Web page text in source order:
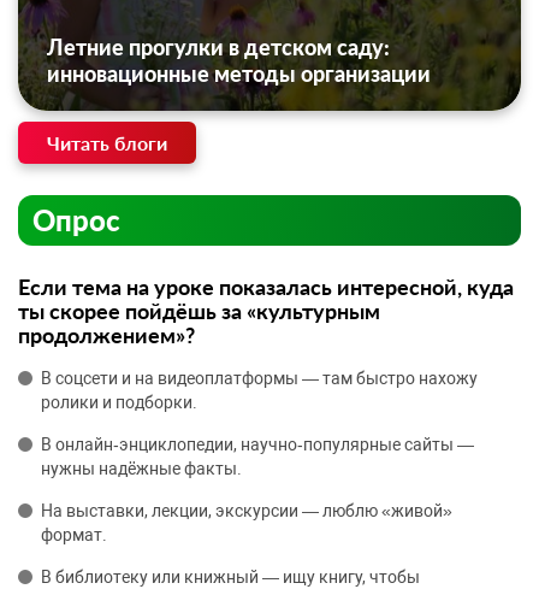
Летние прогулки в детском саду:
инновационные методы организации
Читать блоги
Опрос
Если тема на уроке показалась интересной, куда
ты скорее пойдёшь за «культурным
продолжением»?
В соцсети и на видеоплатформы — там быстро нахожу
ролики и подборки.
В онлайн‑энциклопедии, научно‑популярные сайты —
нужны надёжные факты.
На выставки, лекции, экскурсии — люблю «живой»
формат.
В библиотеку или книжный — ищу книгу, чтобы